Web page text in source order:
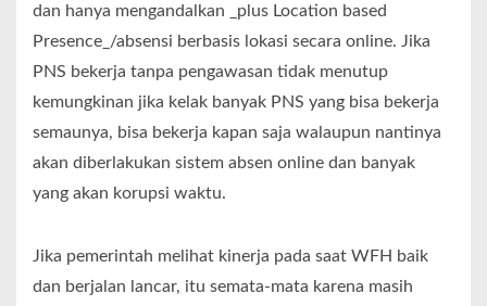
dan hanya mengandalkan _plus Location based
Presence_/absensi berbasis lokasi secara online. Jika
PNS bekerja tanpa pengawasan tidak menutup
kemungkinan jika kelak banyak PNS yang bisa bekerja
semaunya, bisa bekerja kapan saja walaupun nantinya
akan diberlakukan sistem absen online dan banyak
yang akan korupsi waktu.
Jika pemerintah melihat kinerja pada saat WFH baik
dan berjalan lancar, itu semata-mata karena masih